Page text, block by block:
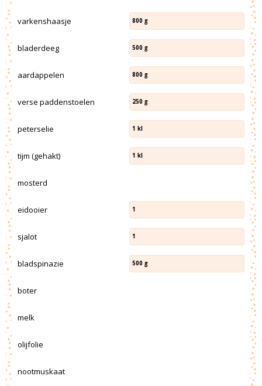
varkenshaasje 800 g
bladerdeeg 500 g
aardappelen 800 g
verse paddenstoelen 250 g
peterselie 1 kl
tijm (gehakt) 1 kl
mosterd
eidooier 1
sjalot 1
bladspinazie 500 g
boter
melk
olijfolie
nootmuskaat